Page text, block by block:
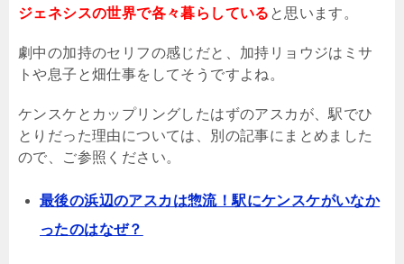
ジェネシスの世界で各々暮らしている と思います。
劇中の加持のセリフの感じだと、加持リョウジはミサ
トや息子と畑仕事をしてそうですよね。
ケンスケとカップリングしたはずのアスカが、駅でひ
とりだった理由については、別の記事にまとめました
ので、ご参照ください。
最後の浜辺のアスカは惣流！駅にケンスケがいなか
ったのはなぜ？